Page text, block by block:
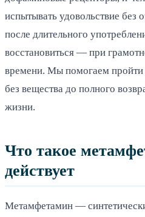
испытывать удовольствие
после длительного
восстановиться — при
времени. Мы помогаем пройти
без вещества до полного
жизни.
Что такое
действует
Метамфетамин —